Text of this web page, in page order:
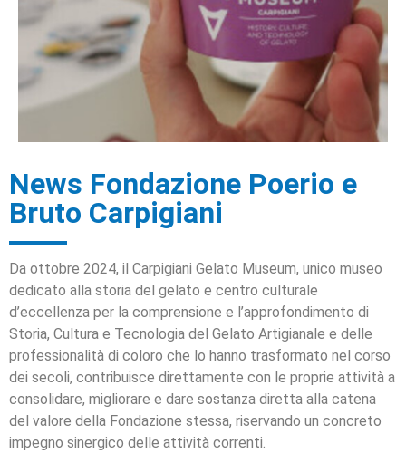
News Fondazione Poerio e
Bruto Carpigiani
Da ottobre 2024, il Carpigiani Gelato Museum, unico museo
dedicato alla storia del gelato e centro culturale
d’eccellenza per la comprensione e l’approfondimento di
Storia, Cultura e Tecnologia del Gelato Artigianale e delle
professionalità di coloro che lo hanno trasformato nel corso
dei secoli, contribuisce direttamente con le proprie attività a
consolidare, migliorare e dare sostanza diretta alla catena
del valore della Fondazione stessa, riservando un concreto
impegno sinergico delle attività correnti.